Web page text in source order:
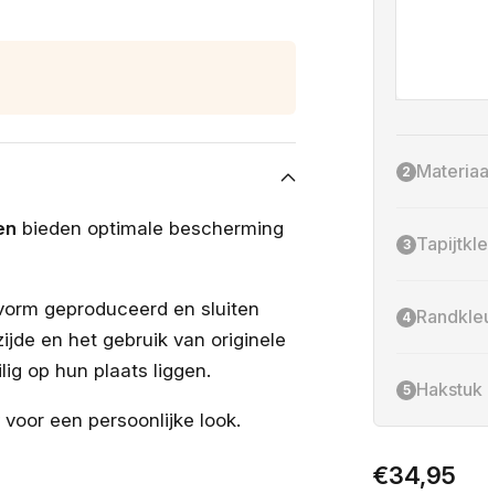
bieden optimale bescherming
geproduceerd en sluiten
en het gebruik van originele
op hun plaats liggen.
een persoonlijke look.
2
3
4
5 Hakstuk
Normale
€34,95